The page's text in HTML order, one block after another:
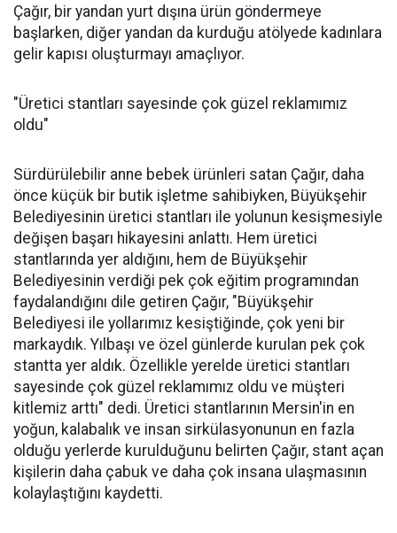
Çağır, bir yandan yurt dışına ürün göndermeye
başlarken, diğer yandan da kurduğu atölyede kadınlara
gelir kapısı oluşturmayı amaçlıyor.
"Üretici stantları sayesinde çok güzel reklamımız
oldu"
Sürdürülebilir anne bebek ürünleri satan Çağır, daha
önce küçük bir butik işletme sahibiyken, Büyükşehir
Belediyesinin üretici stantları ile yolunun kesişmesiyle
değişen başarı hikayesini anlattı. Hem üretici
stantlarında yer aldığını, hem de Büyükşehir
Belediyesinin verdiği pek çok eğitim programından
faydalandığını dile getiren Çağır, "Büyükşehir
Belediyesi ile yollarımız kesiştiğinde, çok yeni bir
markaydık. Yılbaşı ve özel günlerde kurulan pek çok
stantta yer aldık. Özellikle yerelde üretici stantları
sayesinde çok güzel reklamımız oldu ve müşteri
kitlemiz arttı" dedi. Üretici stantlarının Mersin'in en
yoğun, kalabalık ve insan sirkülasyonunun en fazla
olduğu yerlerde kurulduğunu belirten Çağır, stant açan
kişilerin daha çabuk ve daha çok insana ulaşmasının
kolaylaştığını kaydetti.